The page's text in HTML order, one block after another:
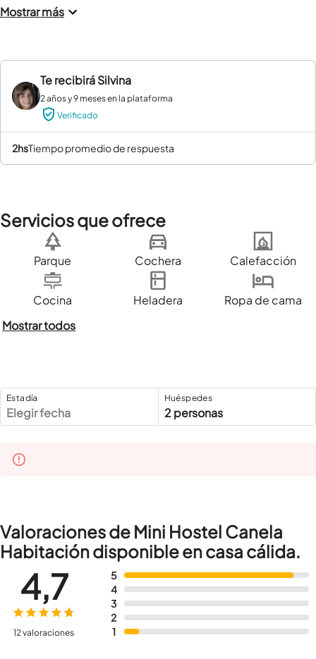
Mostrar más
Te recibiráSilvina
2 años y 9 meses en la plataforma
Verificado
2hs tiempo promedio de respuesta
Servicios que ofrece
Parque Cochera Calefacción
Cocina Heladera
Ropa de cama
Mostrar todos
Estadía
Elegir fecha
Huéspedes
2 personas
Valoraciones de Mini Hostel Canela
Habitación disponible en casa cálida.
5
4
3
2
1
4,7
12 valoraciones